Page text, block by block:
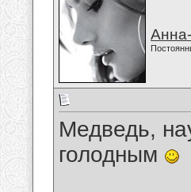
Медведь,
голодным